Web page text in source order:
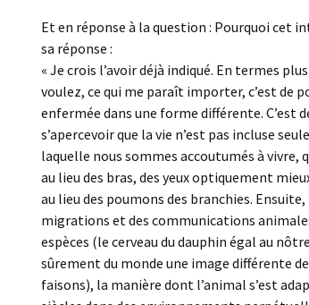
Et en réponse à la question : Pourquoi cet
sa réponse :
« Je crois l’avoir déjà indiqué. En termes
voulez, ce qui me paraît importer, c’est de
enfermée dans une forme différente. C’est
s’apercevoir que la vie n’est pas incluse
laquelle nous sommes accoutumés à vivre,
au lieu des bras, des yeux optiquement
au lieu des poumons des branchies.
migrations et des communications
espèces (le cerveau du dauphin égal au
sûrement du monde une image différente
faisons), la manière dont l’animal s’est